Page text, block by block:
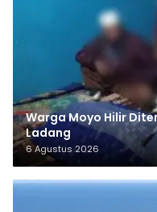
Warga Moyo Hilir
Ladang
6 Agustus 2026